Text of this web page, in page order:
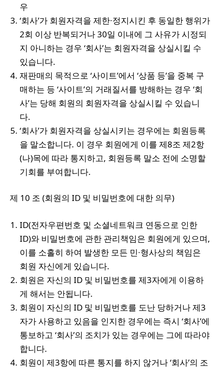
우
‘회사’가 회원자격을 제한∙정지시킨 후 동일한 행위가
2회 이상 반복되거나 30일 이내에 그 사유가 시정되
지 아니하는 경우 ‘회사’는 회원자격을 상실시킬 수
있습니다.
재판매의 목적으로 ‘사이트’에서 ‘상품 등’을 중복 구
매하는 등 ‘사이트’의 거래질서를 방해하는 경우 ‘회
사’는 당해 회원의 회원자격을 상실시킬 수 있습니
다.
‘회사’가 회원자격을 상실시키는 경우에는 회원등록
을 말소합니다. 이 경우 회원에게 이를 제8조 제2항
(나)목에 따라 통지하고, 회원등록 말소 전에 소명할
기회를 부여합니다.
제 10 조 (회원의 ID 및 비밀번호에 대한 의무)
ID(전자우편번호 및 소셜네트워크 연동으로 인한
ID)와 비밀번호에 관한 관리책임은 회원에게 있으며,
이를 소홀히 하여 발생한 모든 민∙형사상의 책임은
회원 자신에게 있습니다.
회원은 자신의 ID 및 비밀번호를 제3자에게 이용하
게 해서는 안됩니다.
회원이 자신의 ID 및 비밀번호를 도난 당하거나 제3
자가 사용하고 있음을 인지한 경우에는 즉시 ‘회사’에
통보하고 ‘회사’의 조치가 있는 경우에는 그에 따라야
합니다.
회원이 제3항에 따른 통지를 하지 않거나 ‘회사’의 조